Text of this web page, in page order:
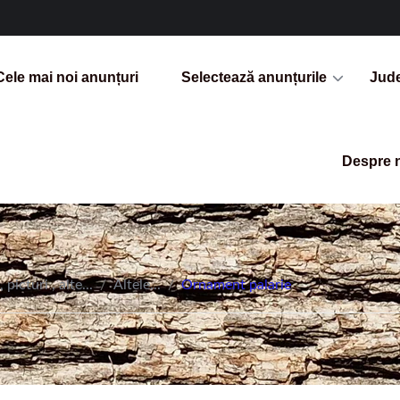
mai noi anunțuri Selectează anunțurile
Despre
picturi , alte... / Altele... / Ornament palarie